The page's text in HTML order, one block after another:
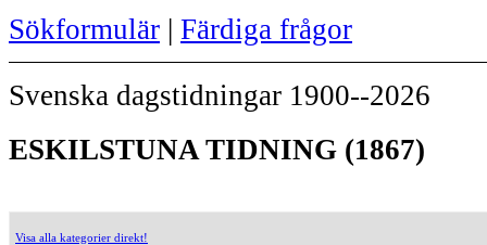
Sökformulär | Färdiga frågor
Svenska dagstidningar 1900--2026
ESKILSTUNA TIDNING (1867)
Visa alla kategorier direkt!